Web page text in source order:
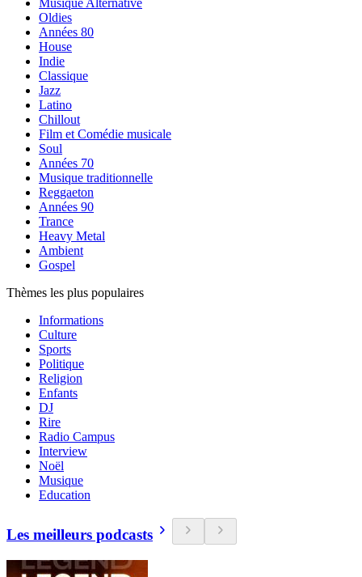
Musique Alternative
Oldies
Années 80
House
Indie
Classique
Jazz
Latino
Chillout
Film et Comédie musicale
Soul
Années 70
Musique traditionnelle
Reggaeton
Années 90
Trance
Heavy Metal
Ambient
Gospel
Thèmes les plus populaires
Informations
Culture
Sports
Politique
Religion
Enfants
DJ
Rire
Radio Campus
Interview
Noël
Musique
Education
Les meilleurs podcasts